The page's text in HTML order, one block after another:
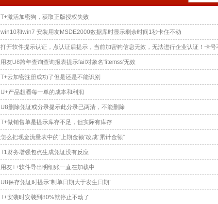
T+激活加密狗，获取正版授权失败
win10和win7 安装用友MSDE2000数据库时显示剩余时间1秒卡住不动
打开软件提示认证，点认证后提示，当前加密狗信息无效，无法进行企业认证！卡号
存在
用友U8跨年查询查询报表提示fail对象名'fitemss'无效
T+云加密注册成功了但是还是不能识别
U+产品想看每一单的成本和利润
U8删除凭证或分录提示此分录已两清，不能删除
T+做销售单是提示库存不足，但实际有库存
怎么把现金流量表中的“上期金额”改成“累计金额”
T1财务增强包点生成凭证没有反应
用友T+软件导出明细账一直在加载中
U8保存凭证时提示“制单日期大于发生日期”
T+安装时安装到80%就停止不动了